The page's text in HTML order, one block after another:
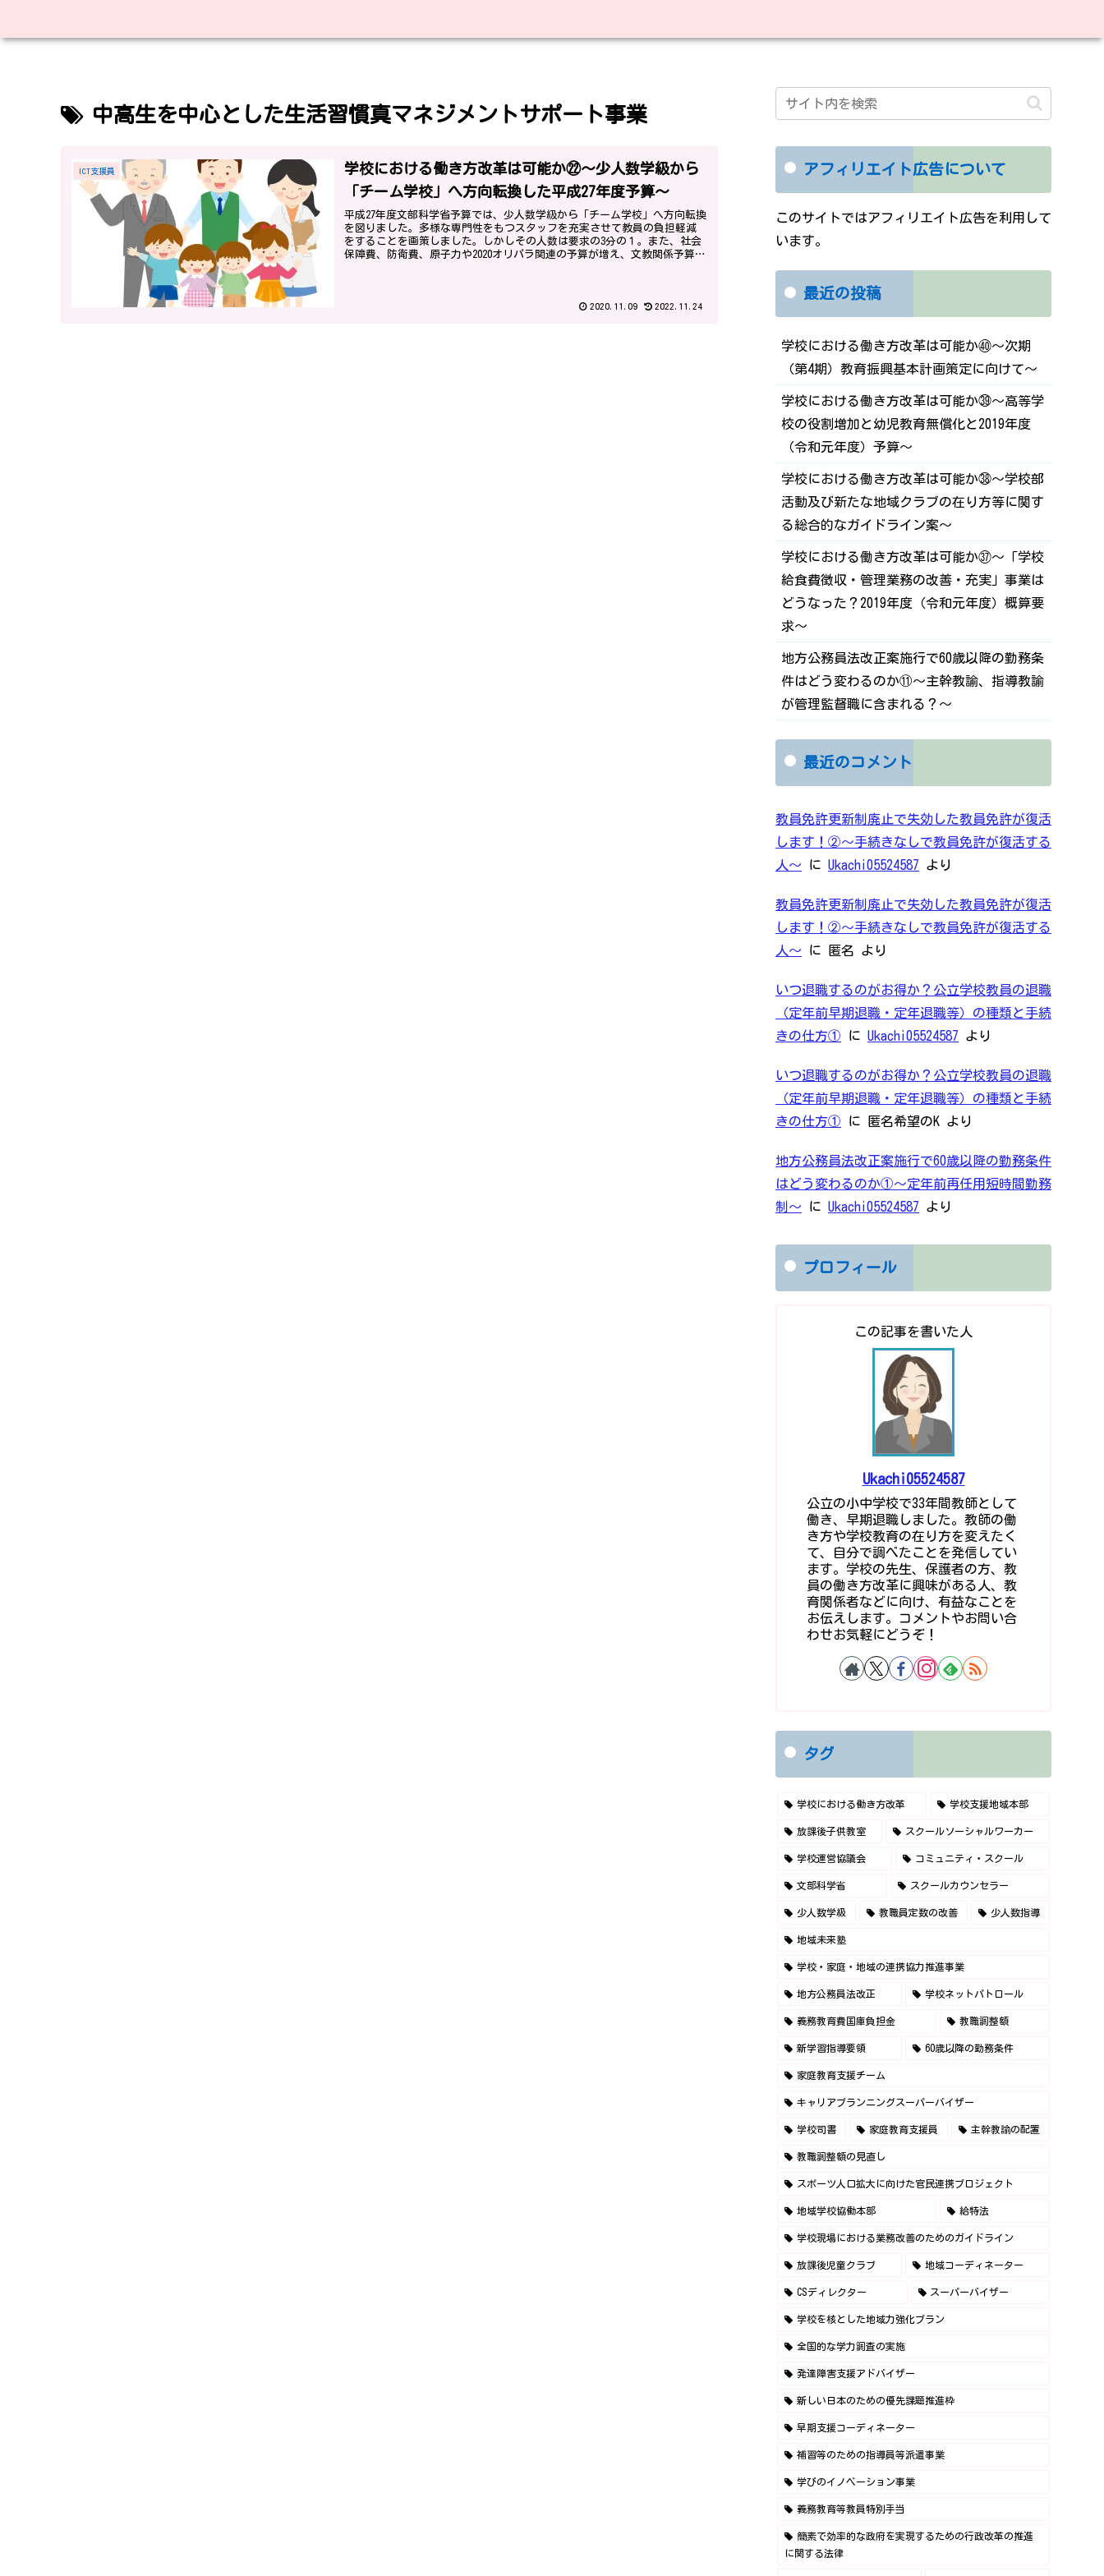
中高生を中心とした生活習慣真マネジメントサポート事業
ICT支援員
学校における働き方改革は可能か㉒～少人数学級から
「チーム学校」へ方向転換した平成27年度予算～
平成27年度文部科学省予算では、少人数学級から「チーム学校」へ方向転換
を図りました。多様な専門性をもつスタッフを充実させて教員の負担軽減
をすることを画策しました。しかしその人数は要求の3分の１。また、社会
保障費、防衛費、原子力や2020オリパラ関連の予算が増え、文教関係予算は
2020.11.09 2022.11.24
アフィリエイト広告について
このサイトではアフィリエイト広告を利用して
います。
最近の投稿
学校における働き方改革は可能か㊵～次期
（第4期）教育振興基本計画策定に向けて～
学校における働き方改革は可能か㊴～高等学
校の役割増加と幼児教育無償化と2019年度
（令和元年度）予算～
学校における働き方改革は可能か㊳～学校部
活動及び新たな地域クラブの在り方等に関す
る総合的なガイドライン案～
学校における働き方改革は可能か㊲～「学校
給食費徴収・管理業務の改善・充実」事業は
どうなった？2019年度（令和元年度）概算要
求～
地方公務員法改正案施行で60歳以降の勤務条
件はどう変わるのか⑪～主幹教諭、指導教諭
が管理監督職に含まれる？～
最近のコメント
教員免許更新制廃止で失効した教員免許が復活
します！②～手続きなしで教員免許が復活する
人～ に Ukachi05524587 より
教員免許更新制廃止で失効した教員免許が復活
します！②～手続きなしで教員免許が復活する
人～ に 匿名 より
いつ退職するのがお得か？公立学校教員の退職
（定年前早期退職・定年退職等）の種類と手続
きの仕方① に Ukachi05524587 より
いつ退職するのがお得か？公立学校教員の退職
（定年前早期退職・定年退職等）の種類と手続
きの仕方① に 匿名希望のK より
地方公務員法改正案施行で60歳以降の勤務条件
はどう変わるのか①～定年前再任用短時間勤務
制～ に Ukachi05524587 より
プロフィール
この記事を書いた人
Ukachi05524587
公立の小中学校で33年間教師として
働き、早期退職しました。教師の働
き方や学校教育の在り方を変えたく
て、自分で調べたことを発信してい
ます。学校の先生、保護者の方、教
員の働き方改革に興味がある人、教
育関係者などに向け、有益なことを
お伝えします。コメントやお問い合
わせお気軽にどうぞ！
タグ
学校における働き方改革 学校支援地域本部
放課後子供教室 スクールソーシャルワーカー
学校運営協議会 コミュニティ・スクール
文部科学省 スクールカウンセラー
少人数学級 教職員定数の改善 少人数指導
地域未来塾
学校・家庭・地域の連携協力推進事業
地方公務員法改正 学校ネットパトロール
義務教育費国庫負担金 教職調整額
新学習指導要領 60歳以降の勤務条件
家庭教育支援チーム
キャリアプランニングスーパーバイザー
学校司書 家庭教育支援員 主幹教諭の配置
教職調整額の見直し
スポーツ人口拡大に向けた官民連携プロジェクト
地域学校協働本部 給特法
学校現場における業務改善のためのガイドライン
放課後児童クラブ 地域コーディネーター
CSディレクター スーパーバイザー
学校を核とした地域力強化プラン
全国的な学力調査の実施
発達障害支援アドバイザー
新しい日本のための優先課題推進枠
早期支援コーディネーター
補習等のための指導員等派遣事業
学びのイノベーション事業
義務教育等教員特別手当
簡素で効率的な政府を実現するための行政改革の推進
に関する法律